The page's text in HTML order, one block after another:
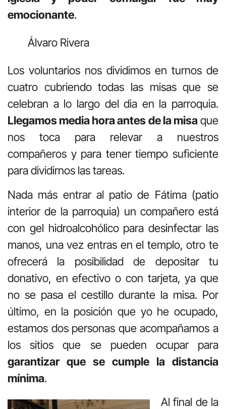
emocionante.
Álvaro Rivera
Los voluntarios nos dividimos en turnos de
cuatro cubriendo todas las misas que se
celebran a lo largo del dia en la parroquia.
Llegamos media hora antes de la misaque
nos toca para relevar a nuestros
compañeros y para tener tiempo suficiente
para dividirnos las tareas.
Nada más entrar al patio de Fátima (patio
interior de la parroquia) un compañero está
con gel hidroalcohólico para desinfectar las
manos, una vez entras en el templo, otro te
ofrecerá la posibilidad de depositar tu
donativo, en efectivo o con tarjeta, ya que
no se pasa el cestillo durante la misa. Por
último, en la posición que yo he ocupado,
estamos dos personas que acompañamos a
los sitios que se pueden ocupar para
garantizar que se cumple la distancia
mínima.
Al final de la